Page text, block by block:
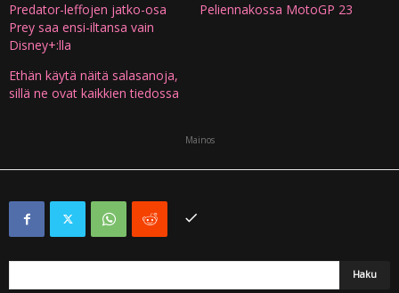
Predator-leffojen jatko-osa
Prey saa ensi-iltansa vain
Disney+:lla
Peliennakossa MotoGP 23
Ethän käytä näitä salasanoja,
sillä ne ovat kaikkien tiedossa
Mainos